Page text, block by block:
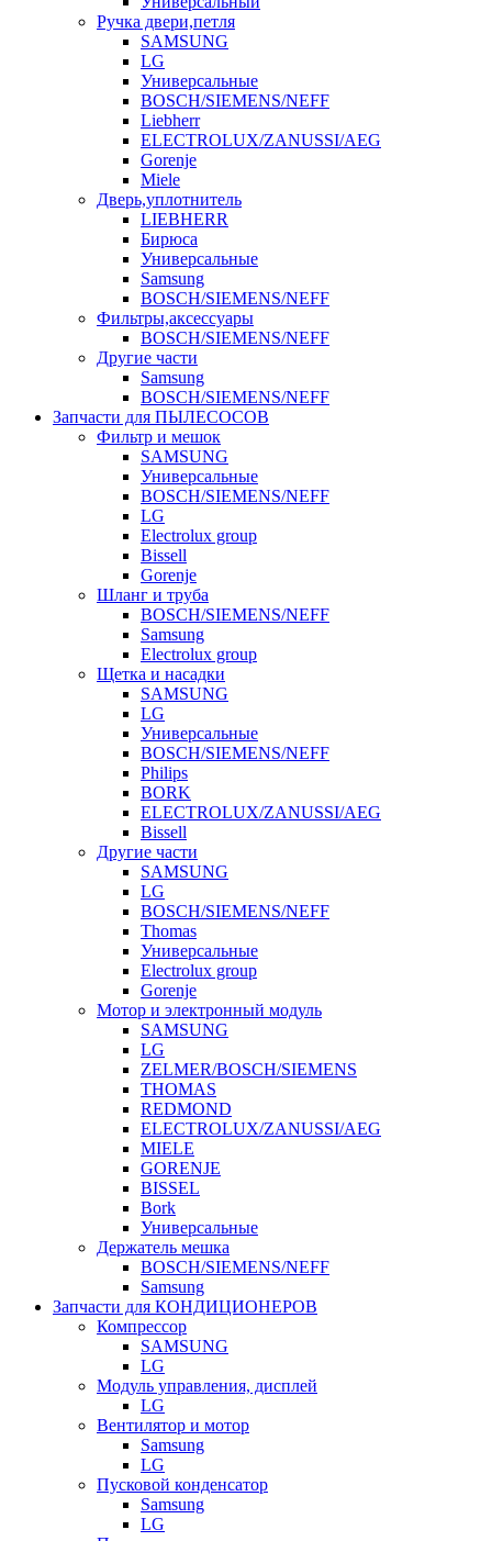
Ручка двери,петля
SAMSUNG
LG
Универсальные
BOSCH/SIEMENS/NEFF
Liebherr
ELECTROLUX/ZANUSSI/AEG
Gorenje
Miele
Дверь,уплотнитель
LIEBHERR
Бирюса
Универсальные
Samsung
BOSCH/SIEMENS/NEFF
Фильтры,аксессуары
BOSCH/SIEMENS/NEFF
Другие части
Samsung
BOSCH/SIEMENS/NEFF
Запчасти для ПЫЛЕСОСОВ
Фильтр и мешок
SAMSUNG
Универсальные
BOSCH/SIEMENS/NEFF
LG
Electrolux group
Bissell
Gorenje
Шланг и труба
BOSCH/SIEMENS/NEFF
Samsung
Electrolux group
Щетка и насадки
SAMSUNG
LG
Универсальные
BOSCH/SIEMENS/NEFF
Philips
BORK
ELECTROLUX/ZANUSSI/AEG
Bissell
Другие части
SAMSUNG
LG
BOSCH/SIEMENS/NEFF
Thomas
Универсальные
Electrolux group
Gorenje
Мотор и электронный модуль
SAMSUNG
LG
ZELMER/BOSCH/SIEMENS
THOMAS
REDMOND
ELECTROLUX/ZANUSSI/AEG
MIELE
GORENJE
BISSEL
Bork
Универсальные
Держатель мешка
BOSCH/SIEMENS/NEFF
Samsung
Запчасти для КОНДИЦИОНЕРОВ
Компрессор
SAMSUNG
LG
Модуль управления, дисплей
LG
Вентилятор и мотор
Samsung
LG
Пусковой конденсатор
Samsung
LG